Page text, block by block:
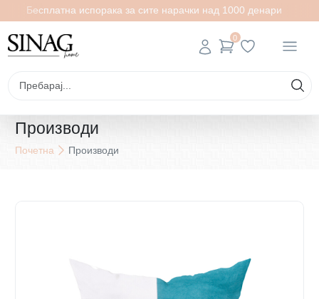
Бесплатна испорака за сите нарачки над 1000 денари
0
Производи
Почетна Производи